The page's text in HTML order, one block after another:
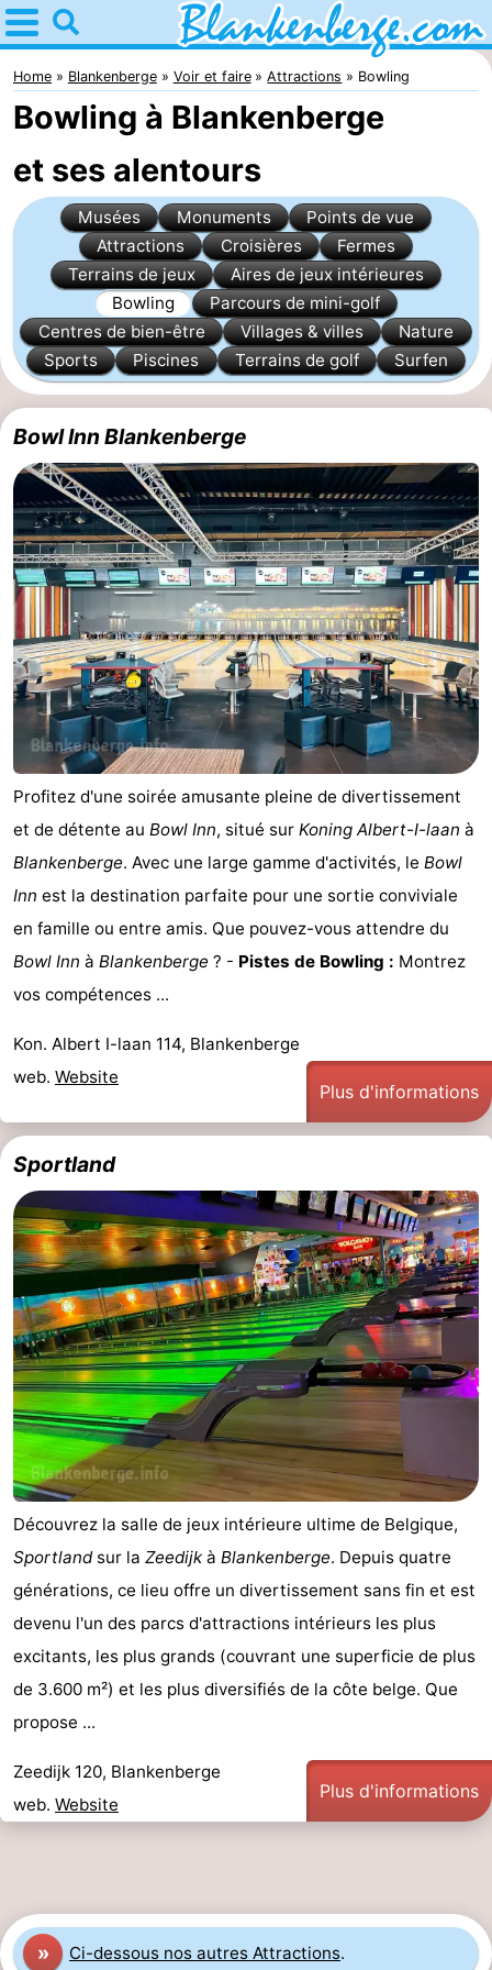
Home
Blankenberge
Astuces
Avec
les
enfants
Passer
nuit
Appartements
-
Holiday
Zeebrugge
-
Green
Garden
Seaside
Blankenberge
Campings
Chambre
d'hôtes
Chaumières
Beachside
-
Blankenberger
Duinen
Center
De
Hôtels
minutes
Plages
et
Lieux
Points
de
vue
Attractions
-
Croisières
-
Fermes
-
Terrains
de
jeux
-
Aires
de
jeux
intérieures
-
Bowling
Parcours
de
mini-
golf
Centres
de
bien-
être
Villages
&
villes
Nature
Sports
Faire
-
de
Surfen
-
Home Blankenberge Voir et faire Attractions Bowling
Bowling à Blankenberge
et ses alentours
Musées Monuments
Points de vue
Attractions
Croisières
Fermes
Terrains de jeux
Aires de jeux intérieures
Bowling
Parcours de mini-golf
Centres de bien-être
Villages & villes
Nature
Sports
Piscines Terrains de golf Surfen
Bowl Inn Blankenberge
Profitez d'une soirée amusante pleine de divertissement
et de détente au Bowl Inn, situé sur Koning Albert-I-laan à
Blankenberge. Avec une large gamme d'activités, le Bowl
Inn est la destination parfaite pour une sortie conviviale
en famille ou entre amis. Que pouvez-vous attendre du
Bowl Inn à Blankenberge ? - Pistes de Bowling : Montrez
vos compétences ...
Kon. Albert I-laan 114, Blankenberge
web. Website
Plus d'informations
Sportland
Découvrez la salle de jeux intérieure ultime de Belgique,
Sportlandsur la Zeedijk à Blankenberge. Depuis quatre
générations, ce lieu offre un divertissement sans fin et est
devenu l'un des parcs d'attractions intérieurs les plus
excitants, les plus grands (couvrant une superficie de plus
de 3.600 m²) et les plus diversifiés de la côte belge. Que
propose ...
Zeedijk 120, Blankenberge
web. Website
Plus d'informations
» Ci-dessous nos autres Attractions.